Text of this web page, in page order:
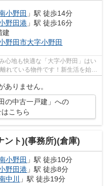
小野田 」駅 徒歩14分
野田港 」駅 徒歩16分
建
野田市大字小野田
心地も快適な「大字小野田」はい
れている物件です！新生活を始め
ありません。
の中古一戸建」への
こちら
ント)(事務所)(倉庫)
小野田 」駅 徒歩10分
野田港 」駅 徒歩8分
中川
」駅 徒歩19分